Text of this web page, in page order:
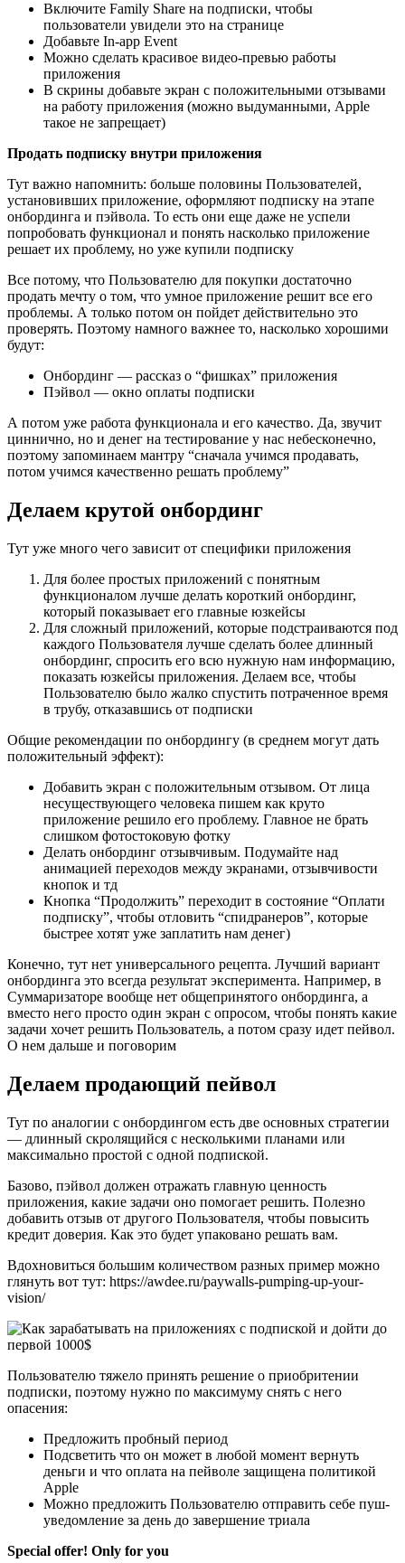
Включите Family Share на подписки, чтобы
пользователи увидели это на странице
Добавьте In-app Event
Можно сделать красивое видео-превью работы
приложения
В скрины добавьте экран с положительными отзывами
на работу приложения (можно выдуманными, Apple
такое не запрещает)
Продать подписку внутри приложения
Тут важно напомнить: больше половины Пользователей,
установивших приложение, оформляют подписку на этапе
онбординга и пэйвола. То есть они еще даже не успели
попробовать функционал и понять насколько приложение
решает их проблему, но уже купили подписку
Все потому, что Пользователю для покупки достаточно
продать мечту о том, что умное приложение решит все его
проблемы. А только потом он пойдет действительно это
проверять. Поэтому намного важнее то, насколько хорошими
будут:
Онбординг — рассказ о “фишках” приложения
Пэйвол — окно оплаты подписки
А потом уже работа функционала и его качество. Да, звучит
циннично, но и денег на тестирование у нас небесконечно,
поэтому запоминаем мантру “сначала учимся продавать,
потом учимся качественно решать проблему”
Делаем крутой онбординг
Тут уже много чего зависит от специфики приложения
Для более простых приложений с понятным
функционалом лучше делать короткий онбординг,
который показывает его главные юзкейсы
Для сложный приложений, которые подстраиваются под
каждого Пользователя лучше сделать более длинный
онбординг, спросить его всю нужную нам информацию,
показать юзкейсы приложения. Делаем все, чтобы
Пользователю было жалко спустить потраченное время
в трубу, отказавшись от подписки
Общие рекомендации по онбордингу (в среднем могут дать
положительный эффект):
Добавить экран с положительным отзывом. От лица
несуществующего человека пишем как круто
приложение решило его проблему. Главное не брать
слишком фотостоковую фотку
Делать онбординг отзывчивым. Подумайте над
анимацией переходов между экранами, отзывчивости
кнопок и тд
Кнопка “Продолжить” переходит в состояние “Оплати
подписку”, чтобы отловить “спидранеров”, которые
быстрее хотят уже заплатить нам денег)
Конечно, тут нет универсального рецепта. Лучший вариант
онбординга это всегда результат эксперимента. Например, в
Суммаризаторе вообще нет общепринятого онбординга, а
вместо него просто один экран с опросом, чтобы понять какие
задачи хочет решить Пользователь, а потом сразу идет пейвол.
О нем дальше и поговорим
Делаем продающий пейвол
Тут по аналогии с онбордингом есть две основных стратегии
— длинный скролящийся с несколькими планами или
максимально простой с одной подпиской.
Базово, пэйвол должен отражать главную ценность
приложения, какие задачи оно помогает решить. Полезно
добавить отзыв от другого Пользователя, чтобы повысить
кредит доверия. Как это будет упаковано решать вам.
Вдохновиться большим количеством разных пример можно
глянуть вот тут: https://awdee.ru/paywalls-pumping-up-your-
vision/
Пользователю тяжело принять решение о приобритении
подписки, поэтому нужно по максимуму снять с него
опасения:
Предложить пробный период
Подсветить что он может в любой момент вернуть
деньги и что оплата на пейволе защищена политикой
Apple
Можно предложить Пользователю отправить себе пуш-
уведомление за день до завершение триала
Special offer! Only for you